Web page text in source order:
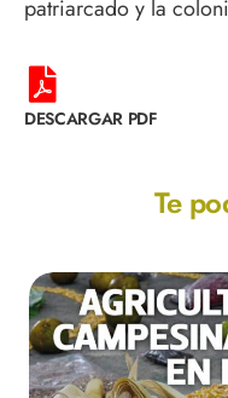
patriarcado y la
DESCARGAR PDF
Te